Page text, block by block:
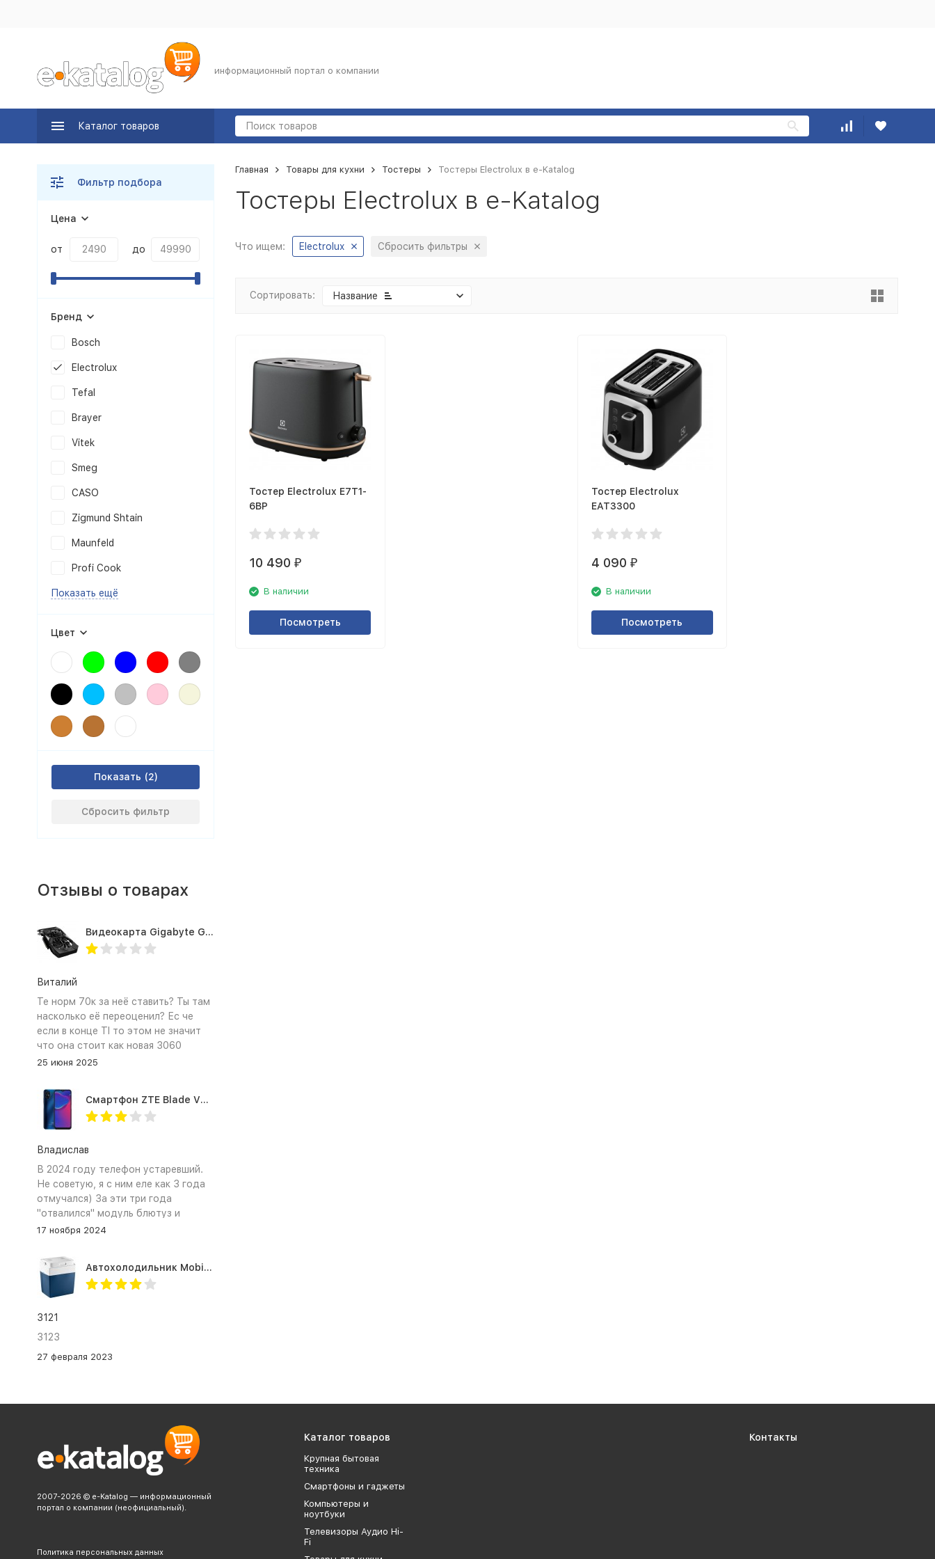
информационный портал о компании
Каталог товаров
Главная Товары для кухни Тостеры Тостеры Electrolux в e-Katalog
Тостеры Electrolux в e-Katalog
Что ищем: Electrolux Сбросить фильтры
Сортировать: Название
Тостер Electrolux E7T1-
6BP
10 490 ₽
В наличии
Посмотреть
Тостер Electrolux
EAT3300
4 090 ₽
В наличии
Посмотреть
Фильтр подбора
Цена
от до
Бренд
Bosch
Electrolux
Tefal
Brayer
Vitek
Smeg
CASO
Zigmund Shtain
Maunfeld
Profi Cook
Показать ещё
Цвет
Показать
Сбросить фильтр
Отзывы о товарах
Видеокарта Gigabyte GTX1660TI 6GB (GV-N166TOC-6GD 1.0A)
Виталий
Те норм 70к за неё ставить? Ты там
насколько её переоценил? Ес че
если в конце TI то этом не значит
что она стоит как новая 3060
25 июня 2025
Смартфон ZTE Blade V2020 Smart 64 Гб синий
Владислав
В 2024 году телефон устаревший.
Не советую, я с ним еле как 3 года
отмучался) За эти три года
"отвалился" модуль блютуз и
сканер отпечатка пальца
17 ноября 2024
Автохолодильник Mobicool MV26 AC/DC
3121
3123
27 февраля 2023
2007-2026 © e-Katalog — информационный
портал о компании (неофициальный).
Политика персональных данных
Каталог товаров
Крупная бытовая
техника
Смартфоны и гаджеты
Компьютеры и
ноутбуки
Телевизоры Аудио Hi-
Fi
Контакты